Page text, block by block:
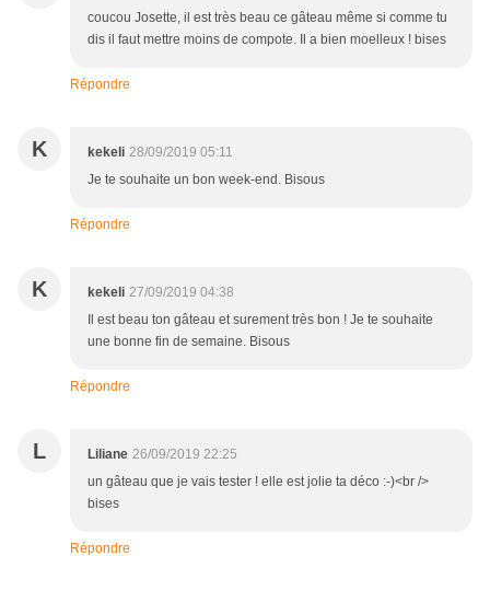
coucou Josette, il est très beau ce gâteau même si comme tu
dis il faut mettre moins de compote. Il a bien moelleux ! bises
Répondre
K kekeli 28/09/2019 05:11
Je te souhaite un bon week-end. Bisous
Répondre
K kekeli 27/09/2019 04:38
Il est beau ton gâteau et surement très bon ! Je te souhaite
une bonne fin de semaine. Bisous
Répondre
L Liliane 26/09/2019 22:25
un gâteau que je vais tester ! elle est jolie ta déco :-)<br />
bises
Répondre